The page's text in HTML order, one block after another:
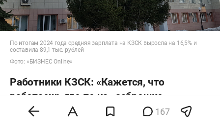
По итогам 2024 года средняя зарплата на КЗСК выросла на 16,5% и
составила 89,1 тыс. рублей
Фото: «БИЗНЕС Online»
Работники КЗСК: «Кажется, что
работаешь где-то на «заброшке»
Почти 700 человек трудятся в
АО «Казанский
167